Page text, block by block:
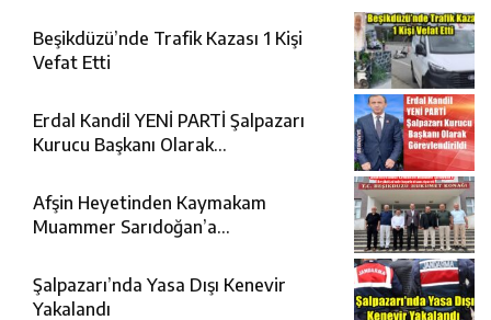
Beşikdüzü’nde Trafik Kazası 1 Kişi
Vefat Etti
Erdal Kandil YENİ PARTİ Şalpazarı
Kurucu Başkanı Olarak
Afşin Heyetinden Kaymakam
Muammer Sarıdoğan’a
Şalpazarı’nda Yasa Dışı Kenevir
Yakalandı